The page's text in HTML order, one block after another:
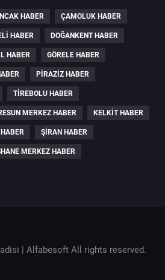
HABER ÇAMOLUK HABER
HABER DOĞANKENT HABER
HABER GÖRELE HABER
PIRAZIZ HABER
TIREBOLU HABER
MERKEZ HABER KELKIT HABER
ŞIRAN HABER
MERKEZ HABER
| Alfabesoft All rights reserved.